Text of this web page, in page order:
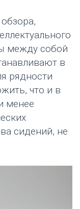
между собой
в
рядности
что и в
менее
сидений, не